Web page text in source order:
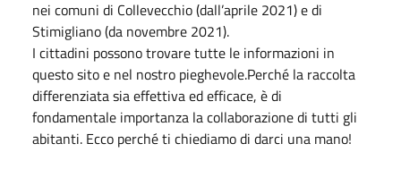
nei comuni di Collevecchio (dall’aprile 2021) e di
Stimigliano (da novembre 2021).
I cittadini possono trovare tutte le informazioni in
questo sito e nel nostro pieghevole.Perché la raccolta
differenziata sia effettiva ed efficace, è di
fondamentale importanza la collaborazione di tutti gli
abitanti. Ecco perché ti chiediamo di darci una mano!